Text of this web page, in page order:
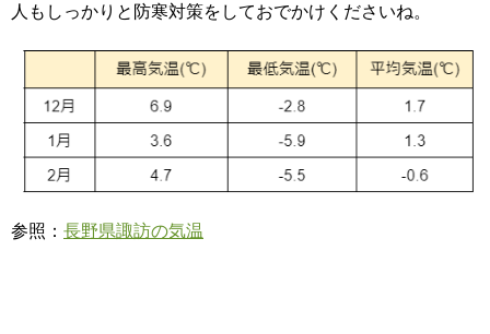
人もしっかりと防寒対策をしておでかけくださいね。
参照： 長野県諏訪の気温